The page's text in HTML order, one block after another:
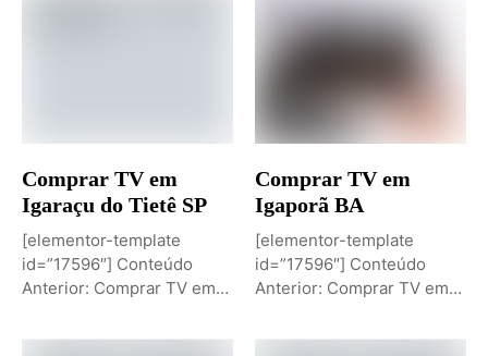
Comprar TV em
Igaraçu do Tietê SP
[elementor-template
id=”17596″] Conteúdo
Anterior: Comprar TV em
Conteúdo: Sobremesa de...
Comprar TV em
Igaporã BA
[elementor-template
id=”17596″] Conteúdo
Anterior: Comprar TV em
Comprar TV...